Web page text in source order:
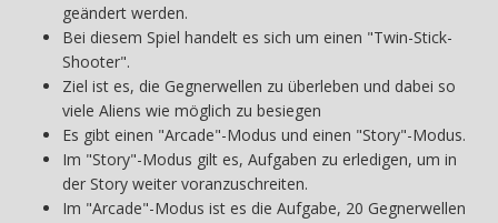
geändert werden.
Bei diesem Spiel handelt es sich um einen "Twin-Stick-
Shooter".
Ziel ist es, die Gegnerwellen zu überleben und dabei so
viele Aliens wie möglich zu besiegen
Es gibt einen "Arcade"-Modus und einen "Story"-Modus.
Im "Story"-Modus gilt es, Aufgaben zu erledigen, um in
der Story weiter voranzuschreiten.
Im "Arcade"-Modus ist es die Aufgabe, 20 Gegnerwellen